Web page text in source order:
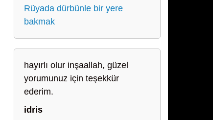
Rüyada dürbünle bir yere
bakmak
hayırlı olur inşaallah, güzel
yorumunuz için teşekkür
ederim.
idris